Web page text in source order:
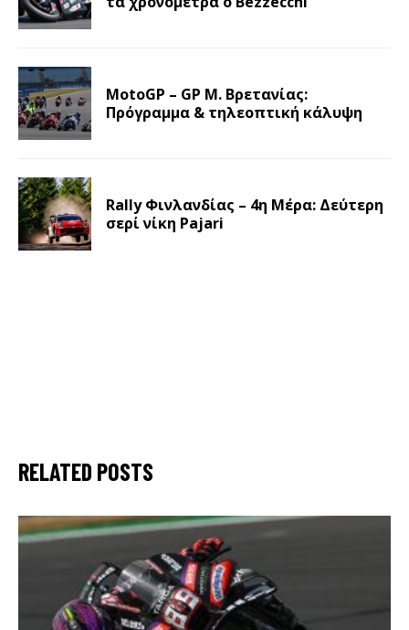
MotoGP – GP Μ. Βρετανίας:
Πρόγραμμα & τηλεοπτική κάλυψη
Rally Φινλανδίας – 4η Μέρα: Δεύτερη
σερί νίκη Pajari
RELATED POSTS